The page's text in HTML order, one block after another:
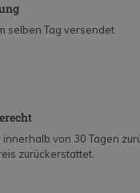
selben Tag versendet
von 30 Tagen
zurückerstattet.